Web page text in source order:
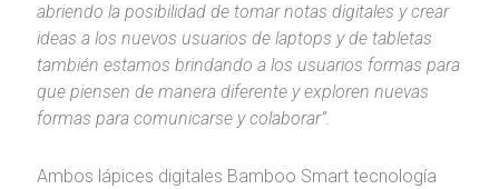
abriendo la posibilidad de tomar notas digitales y crear
ideas a los nuevos usuarios de laptops y de tabletas
también estamos brindando a los usuarios formas para
que piensen de manera diferente y exploren nuevas
formas para comunicarse y colaborar”.
Ambos lápices digitales Bamboo Smart tecnología